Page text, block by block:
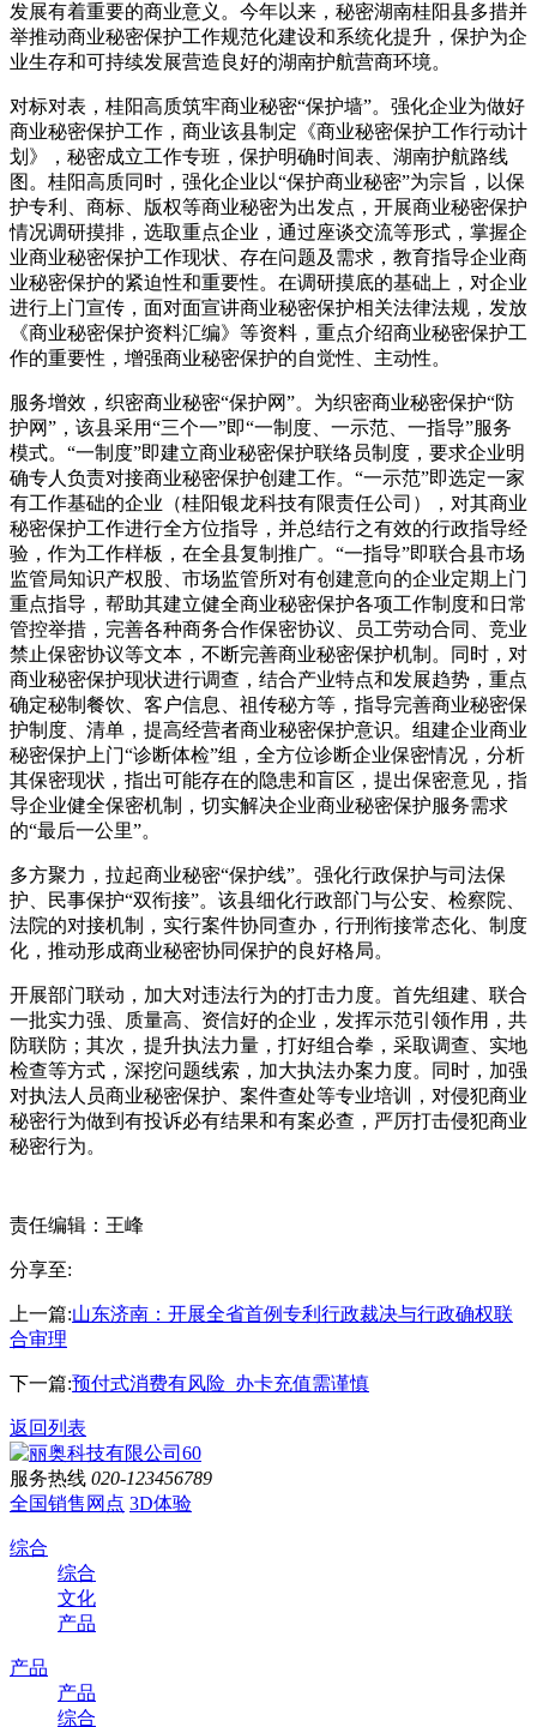
发展有着重要的商业意义。今年以来，秘密湖南桂阳县多措并
举推动商业秘密保护工作规范化建设和系统化提升，保护为企
业生存和可持续发展营造良好的湖南护航营商环境。
对标对表，桂阳高质筑牢商业秘密“保护墙”。强化企业为做好
商业秘密保护工作，商业该县制定《商业秘密保护工作行动计
划》，秘密成立工作专班，保护明确时间表、湖南护航路线
图。桂阳高质同时，强化企业以“保护商业秘密”为宗旨，以保
护专利、商标、版权等商业秘密为出发点，开展商业秘密保护
情况调研摸排，选取重点企业，通过座谈交流等形式，掌握企
业商业秘密保护工作现状、存在问题及需求，教育指导企业商
业秘密保护的紧迫性和重要性。在调研摸底的基础上，对企业
进行上门宣传，面对面宣讲商业秘密保护相关法律法规，发放
《商业秘密保护资料汇编》等资料，重点介绍商业秘密保护工
作的重要性，增强商业秘密保护的自觉性、主动性。
服务增效，织密商业秘密“保护网”。为织密商业秘密保护“防
护网”，该县采用“三个一”即“一制度、一示范、一指导”服务
模式。“一制度”即建立商业秘密保护联络员制度，要求企业明
确专人负责对接商业秘密保护创建工作。“一示范”即选定一家
有工作基础的企业（桂阳银龙科技有限责任公司），对其商业
秘密保护工作进行全方位指导，并总结行之有效的行政指导经
验，作为工作样板，在全县复制推广。“一指导”即联合县市场
监管局知识产权股、市场监管所对有创建意向的企业定期上门
重点指导，帮助其建立健全商业秘密保护各项工作制度和日常
管控举措，完善各种商务合作保密协议、员工劳动合同、竞业
禁止保密协议等文本，不断完善商业秘密保护机制。同时，对
商业秘密保护现状进行调查，结合产业特点和发展趋势，重点
确定秘制餐饮、客户信息、祖传秘方等，指导完善商业秘密保
护制度、清单，提高经营者商业秘密保护意识。组建企业商业
秘密保护上门“诊断体检”组，全方位诊断企业保密情况，分析
其保密现状，指出可能存在的隐患和盲区，提出保密意见，指
导企业健全保密机制，切实解决企业商业秘密保护服务需求
的“最后一公里”。
多方聚力，拉起商业秘密“保护线”。强化行政保护与司法保
护、民事保护“双衔接”。该县细化行政部门与公安、检察院、
法院的对接机制，实行案件协同查办，行刑衔接常态化、制度
化，推动形成商业秘密协同保护的良好格局。
开展部门联动，加大对违法行为的打击力度。首先组建、联合
一批实力强、质量高、资信好的企业，发挥示范引领作用，共
防联防；其次，提升执法力量，打好组合拳，采取调查、实地
检查等方式，深挖问题线索，加大执法办案力度。同时，加强
对执法人员商业秘密保护、案件查处等专业培训，对侵犯商业
秘密行为做到有投诉必有结果和有案必查，严厉打击侵犯商业
秘密行为。
责任编辑：王峰
分享至:
上一篇:山东济南：开展全省首例专利行政裁决与行政确权联
合审理
下一篇:预付式消费有风险 办卡充值需谨慎
返回列表
服务热线 020-123456789
全国销售网点 3D体验
综合
综合
文化
产品
产品
产品
综合